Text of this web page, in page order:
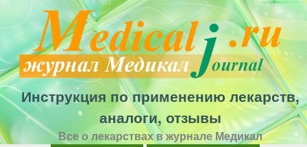
Перейти
к
основному
содержанию
Инструкция по применению лекарств,
аналоги, отзывы
Все о лекарствах в журнале Медикал